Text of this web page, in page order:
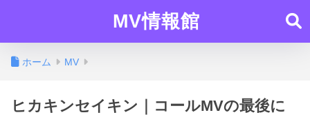
MV情報館
ホーム MV
ヒカキンセイキン｜コールMVの最後に